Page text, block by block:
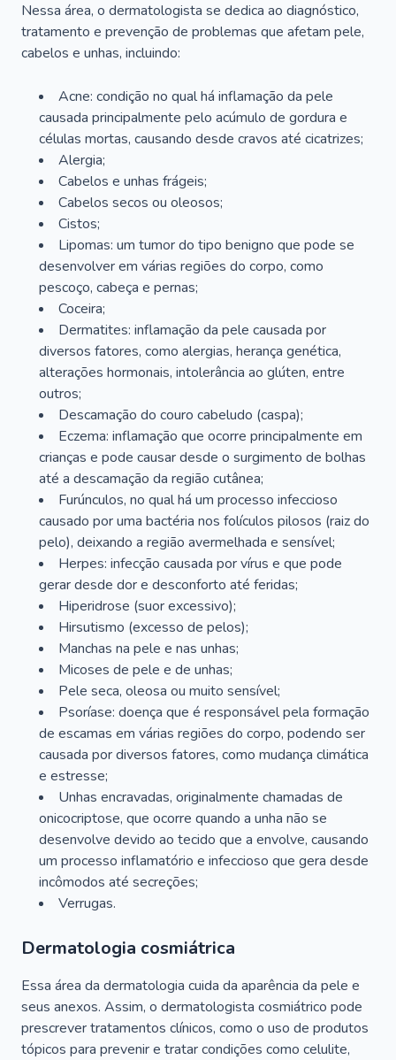
Nessa área, o dermatologista se dedica ao diagnóstico,
tratamento e prevenção de problemas que afetam pele,
cabelos e unhas, incluindo:
Acne: condição no qual há inflamação da pele
causada principalmente pelo acúmulo de gordura e
células mortas, causando desde cravos até cicatrizes;
Alergia;
Cabelos e unhas frágeis;
Cabelos secos ou oleosos;
Cistos;
Lipomas: um tumor do tipo benigno que pode se
desenvolver em várias regiões do corpo, como
pescoço, cabeça e pernas;
Coceira;
Dermatites: inflamação da pele causada por
diversos fatores, como alergias, herança genética,
alterações hormonais, intolerância ao glúten, entre
outros;
Descamação do couro cabeludo (caspa);
Eczema: inflamação que ocorre principalmente em
crianças e pode causar desde o surgimento de bolhas
até a descamação da região cutânea;
Furúnculos, no qual há um processo infeccioso
causado por uma bactéria nos folículos pilosos (raiz do
pelo), deixando a região avermelhada e sensível;
Herpes: infecção causada por vírus e que pode
gerar desde dor e desconforto até feridas;
Hiperidrose (suor excessivo);
Hirsutismo (excesso de pelos);
Manchas na pele e nas unhas;
Micoses de pele e de unhas;
Pele seca, oleosa ou muito sensível;
Psoríase: doença que é responsável pela formação
de escamas em várias regiões do corpo, podendo ser
causada por diversos fatores, como mudança climática
e estresse;
Unhas encravadas, originalmente chamadas de
onicocriptose, que ocorre quando a unha não se
desenvolve devido ao tecido que a envolve, causando
um processo inflamatório e infeccioso que gera desde
incômodos até secreções;
Verrugas.
Dermatologia cosmiátrica
Essa área da dermatologia cuida da aparência da pele e
seus anexos. Assim, o dermatologista cosmiátrico pode
prescrever tratamentos clínicos, como o uso de produtos
tópicos para prevenir e tratar condições como celulite,